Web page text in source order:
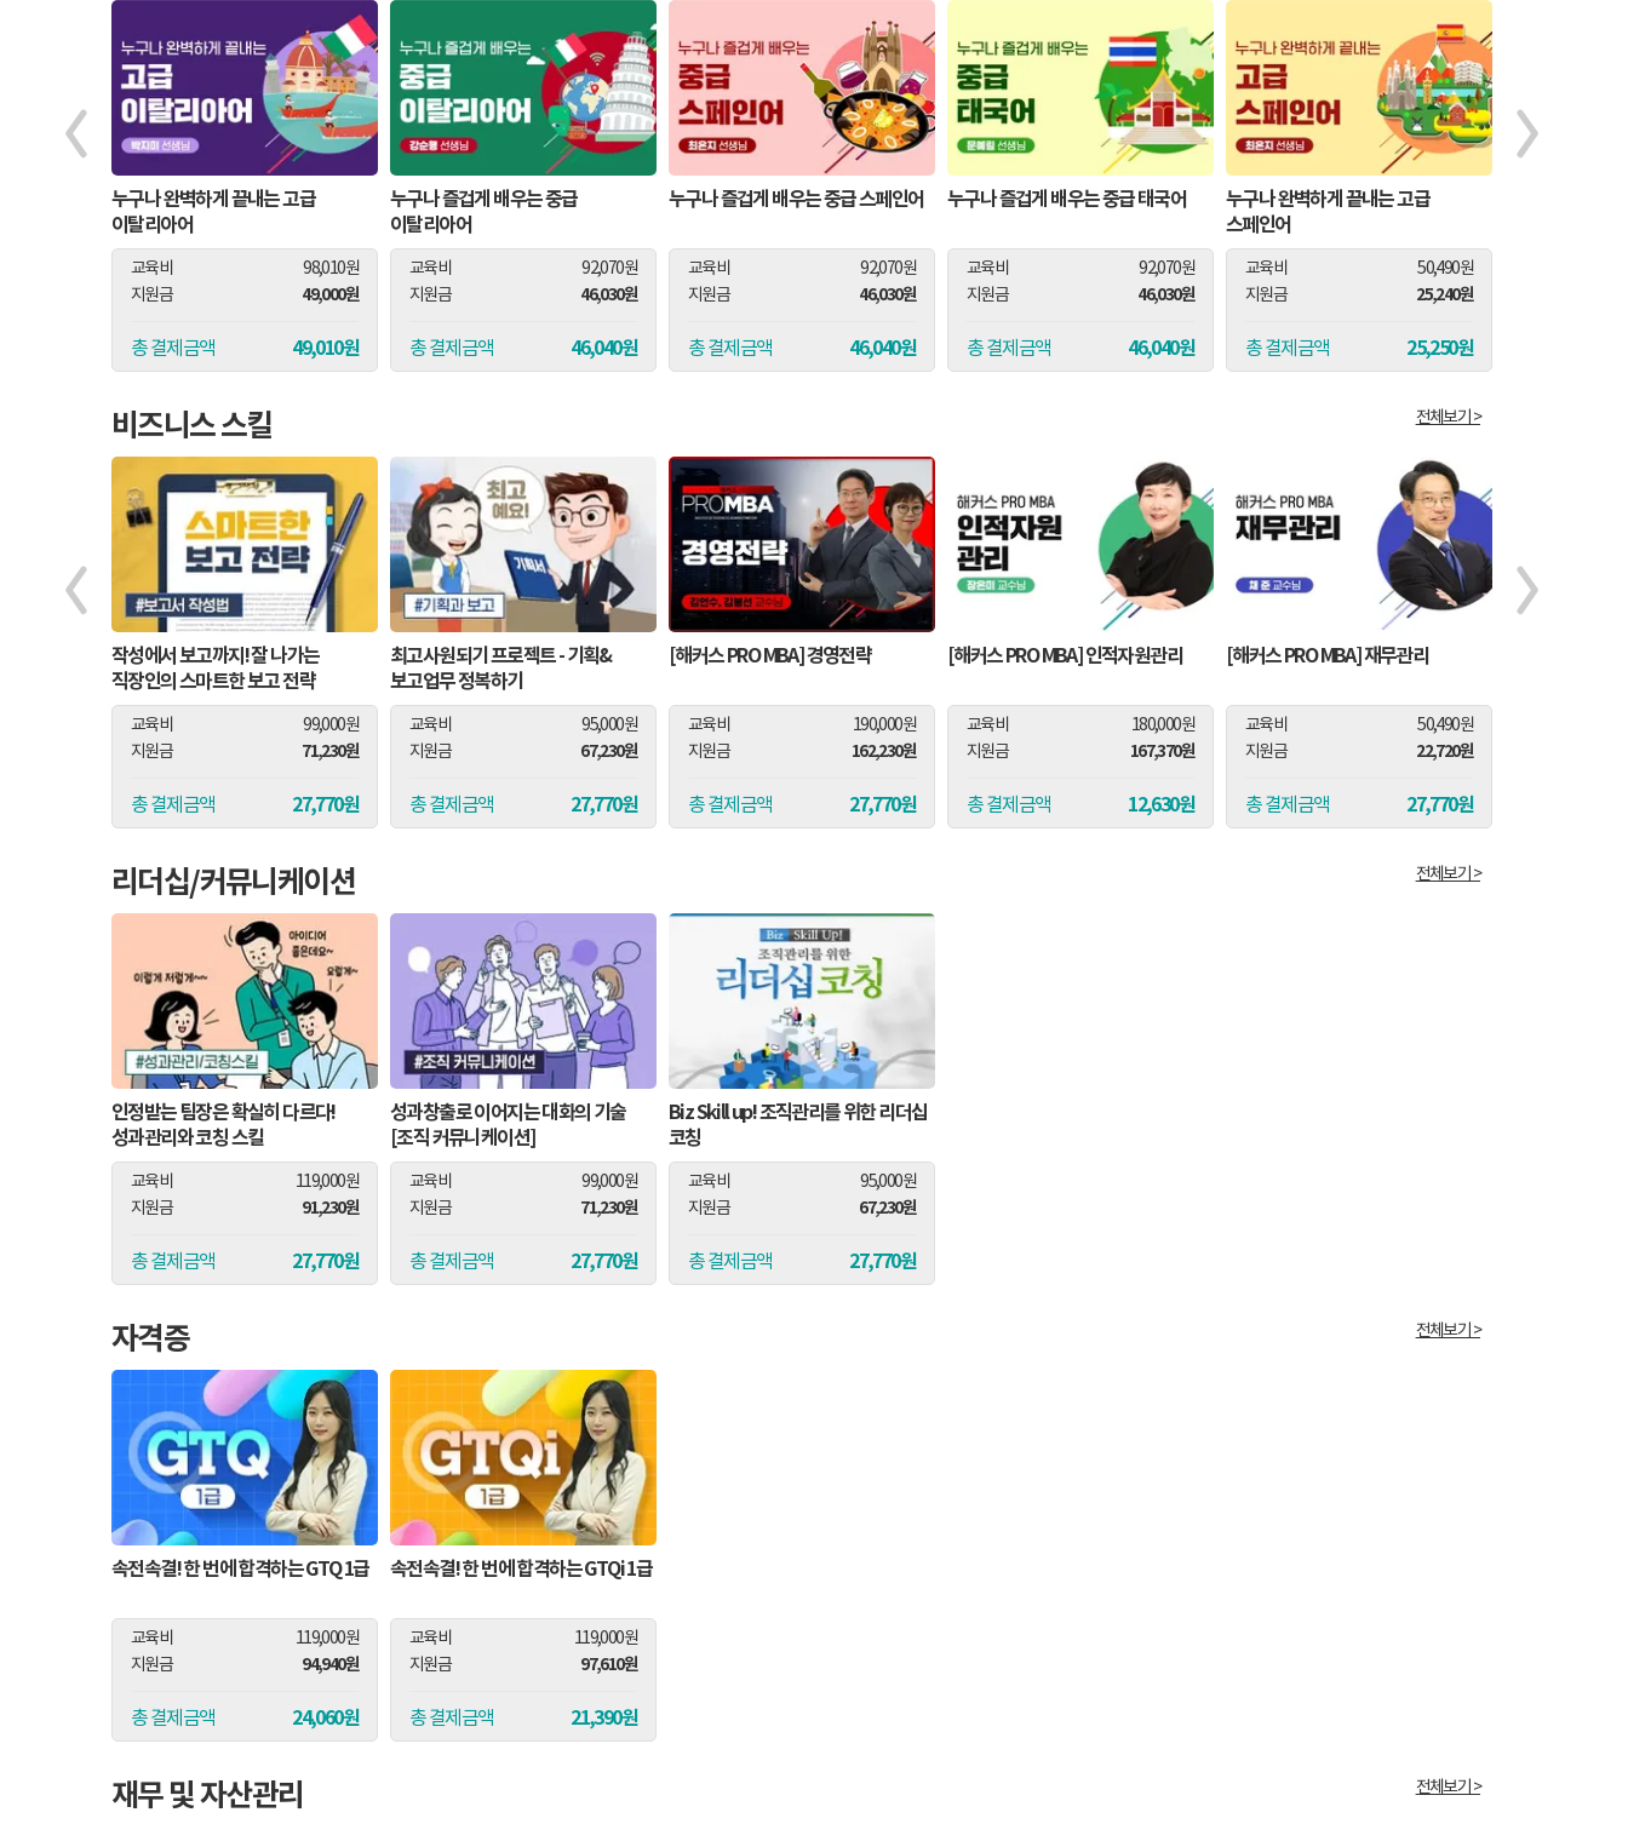
누구나 완벽하게 끝내는 고급
이탈리아어
교육비
98,010원
지원금
49,000원
총 결제금액 49,010원
누구나 즐겁게 배우는 중급
이탈리아어
교육비
92,070원
지원금
46,030원
총 결제금액 46,040원
누구나 즐겁게 배우는 중급 스페인어
교육비
92,070원
지원금
46,030원
총 결제금액 46,040원
누구나 즐겁게 배우는 중급 태국어
교육비
92,070원
지원금
46,030원
총 결제금액 46,040원
누구나 완벽하게 끝내는 고급
스페인어
교육비
50,490원
지원금
25,240원
총 결제금액 25,250원
비즈니스 스킬 전체보기 >
작성에서 보고까지! 잘 나가는
직장인의 스마트한 보고 전략
교육비
99,000원
지원금
71,230원
총 결제금액 27,770원
최고사원되기 프로젝트 - 기획&
보고업무 정복하기
교육비
95,000원
지원금
67,230원
총 결제금액 27,770원
[해커스 PRO MBA] 경영전략
교육비
190,000원
지원금
162,230원
총 결제금액 27,770원
[해커스 PRO MBA] 인적자원관리
교육비
180,000원
지원금
167,370원
총 결제금액 12,630원
[해커스 PRO MBA] 재무관리
교육비
50,490원
지원금
22,720원
총 결제금액 27,770원
리더십/커뮤니케이션 전체보기 >
인정받는 팀장은 확실히 다르다!
성과관리와 코칭 스킬
교육비
119,000원
지원금
91,230원
총 결제금액 27,770원
성과창출로 이어지는 대화의 기술
[조직 커뮤니케이션]
교육비
99,000원
지원금
71,230원
총 결제금액 27,770원
Biz Skill up! 조직관리를 위한 리더십
코칭
교육비
95,000원
지원금
67,230원
총 결제금액 27,770원
자격증 전체보기 >
속전속결! 한 번에 합격하는 GTQ 1급
교육비
119,000원
지원금
94,940원
총 결제금액 24,060원
속전속결! 한 번에 합격하는 GTQi 1급
교육비
119,000원
지원금
97,610원
총 결제금액 21,390원
재무 및 자산관리 전체보기 >